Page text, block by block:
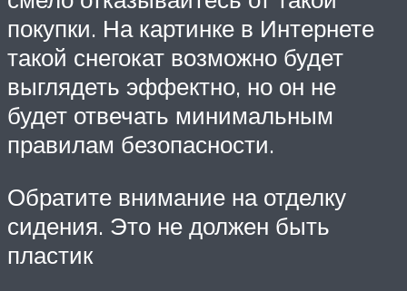
покупки. На картинке в Интернете
такой снегокат возможно будет
выглядеть эффектно, но он не
будет отвечать минимальным
правилам безопасности.
Обратите внимание на отделку
сидения. Это не должен быть
пластик